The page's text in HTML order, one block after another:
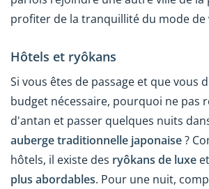
profiter de la tranquillité du mode de
Hôtels et ryôkans
Si vous êtes de passage et que vous
budget nécessaire, pourquoi ne pas
d'antan et passer quelques nuits
auberge traditionnelle japonaise?
hôtels, il existe des ryôkans de luxe
plus abordables. Pour une nuit,